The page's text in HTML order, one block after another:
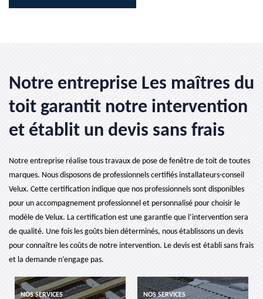
Notre entreprise Les maîtres du
toit garantit notre intervention
et établit un devis sans frais
Notre entreprise réalise tous travaux de pose de fenêtre de toit de toutes
marques. Nous disposons de professionnels certifiés installateurs-conseil
Velux. Cette certification indique que nos professionnels sont disponibles
pour un accompagnement professionnel et personnalisé pour choisir le
modèle de Velux. La certification est une garantie que l’intervention sera
de qualité. Une fois les goûts bien déterminés, nous établissons un devis
pour connaître les coûts de notre intervention. Le devis est établi sans frais
et la demande n’engage pas.
NOS SERVICES NOS SERVICES